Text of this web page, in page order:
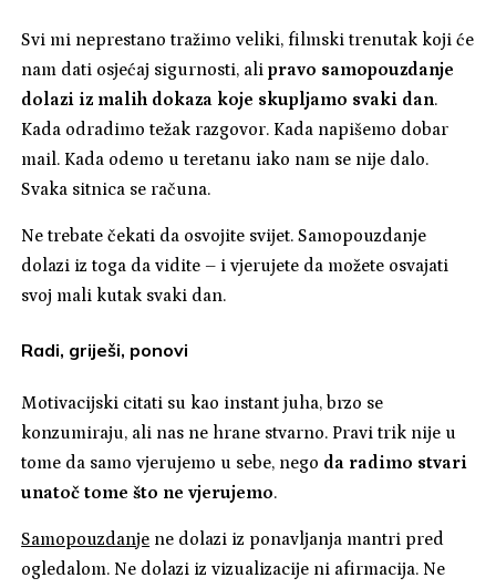
Svi mi neprestano tražimo veliki, filmski trenutak koji će
nam dati osjećaj sigurnosti, alipravo samopouzdanje
dolazi iz malih dokaza koje skupljamo svaki dan.
Kada odradimo težak razgovor. Kada napišemo dobar
mail. Kada odemo u teretanu iako nam se nije dalo.
Svaka sitnica se računa.
Ne trebate čekati da osvojite svijet. Samopouzdanje
dolazi iz toga da vidite – i vjerujete da možete osvajati
svoj mali kutak svaki dan.
Radi, griješi, ponovi
Motivacijski citati su kao instant juha, brzo se
konzumiraju, ali nas ne hrane stvarno. Pravi trik nije u
tome da samo vjerujemo u sebe, nego da radimo stvari
unatoč tome što ne vjerujemo.
Samopouzdanje ne dolazi iz ponavljanja mantri pred
ogledalom. Ne dolazi iz vizualizacije ni afirmacija. Ne